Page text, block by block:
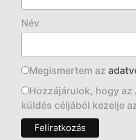
Név
Megismertem az
Hozzájárulok, hogy az
küldés céljából kezelje